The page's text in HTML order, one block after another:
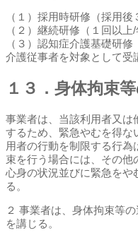
（１）採用時研修（採用後
（２）継続研修（１回以上/
（３）認知症介護基礎研
介護従事者を対象として受
１３．身体拘束
事業者は、当該利用者又は
するため、緊急やむを得な
用者の行動を制限する行
束を行う場合には、その
心身の状況並びに緊急をや
る。
２ 事業者は、身体拘束等
を講じる。